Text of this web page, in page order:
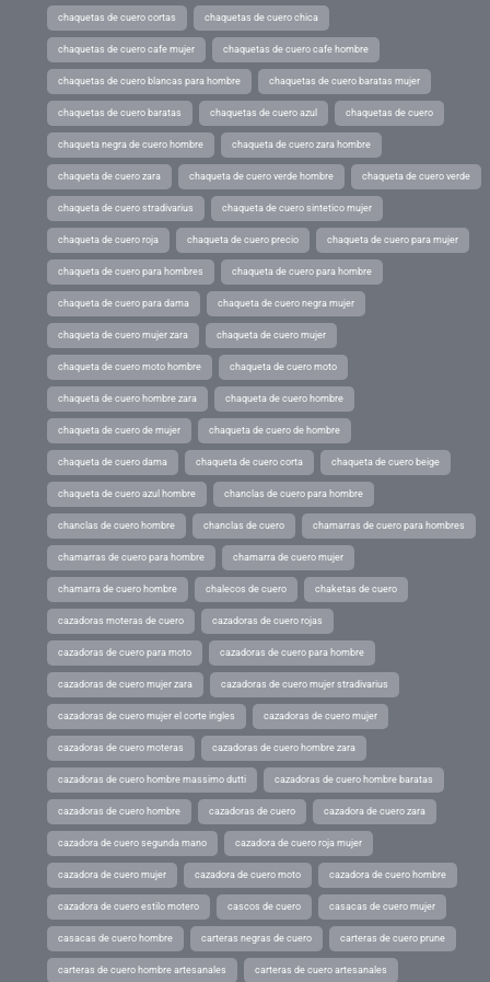
chaquetas de cuero cortas chaquetas de cuero chica
chaquetas de cuero cafe mujer chaquetas de cuero cafe hombre
chaquetas de cuero blancas para hombre chaquetas de cuero baratas mujer
chaquetas de cuero baratas chaquetas de cuero azul chaquetas de cuero
chaqueta negra de cuero hombre chaqueta de cuero zara hombre
chaqueta de cuero zara chaqueta de cuero verde hombre chaqueta de cuero verde
chaqueta de cuero stradivarius chaqueta de cuero sintetico mujer
chaqueta de cuero roja chaqueta de cuero precio chaqueta de cuero para mujer
chaqueta de cuero para hombres chaqueta de cuero para hombre
chaqueta de cuero para dama chaqueta de cuero negra mujer
chaqueta de cuero mujer zara chaqueta de cuero mujer
chaqueta de cuero moto hombre chaqueta de cuero moto
chaqueta de cuero hombre zara chaqueta de cuero hombre
chaqueta de cuero de mujer chaqueta de cuero de hombre
chaqueta de cuero dama chaqueta de cuero corta chaqueta de cuero beige
chaqueta de cuero azul hombre chanclas de cuero para hombre
chanclas de cuero hombre chanclas de cuero chamarras de cuero para hombres
chamarras de cuero para hombre chamarra de cuero mujer
chamarra de cuero hombre chalecos de cuero chaketas de cuero
cazadoras moteras de cuero cazadoras de cuero rojas
cazadoras de cuero para moto cazadoras de cuero para hombre
cazadoras de cuero mujer zara cazadoras de cuero mujer stradivarius
cazadoras de cuero mujer el corte ingles cazadoras de cuero mujer
cazadoras de cuero moteras cazadoras de cuero hombre zara
cazadoras de cuero hombre massimo dutti cazadoras de cuero hombre baratas
cazadoras de cuero hombre cazadoras de cuero cazadora de cuero zara
cazadora de cuero segunda mano cazadora de cuero roja mujer
cazadora de cuero mujer cazadora de cuero moto cazadora de cuero hombre
cazadora de cuero estilo motero cascos de cuero casacas de cuero mujer
casacas de cuero hombre carteras negras de cuero carteras de cuero prune
carteras de cuero hombre artesanales carteras de cuero artesanales